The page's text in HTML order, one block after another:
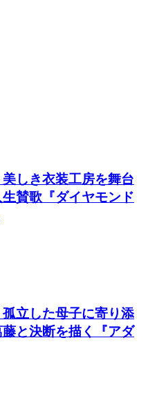
美しき衣装工房を舞台
賛歌『ダイヤモンド
孤立した母子に寄り添
と決断を描く『アダ